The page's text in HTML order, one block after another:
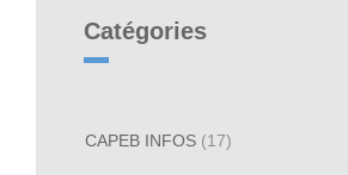
Catégories
CAPEB INFOS (17)